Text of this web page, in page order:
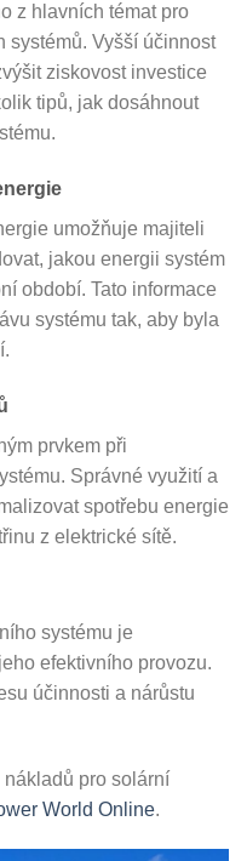
z hlavních témat pro
systémů. Vyšší účinnost
ziskovost investice
tipů, jak dosáhnout
umožňuje majiteli
jakou energii systém
období. Tato informace
systému tak, aby byla
prvkem při
Správné využití a
spotřebu energie
z elektrické sítě.
systému je
efektivního provozu.
účinnosti a nárůstu
pro solární
World Online.